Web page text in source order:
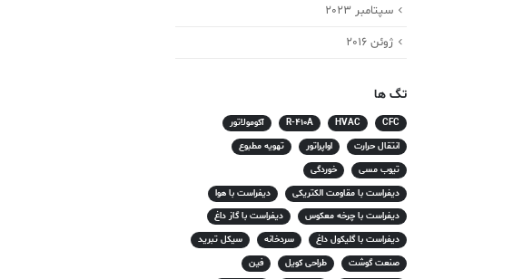
سپتامبر 2023
ژوئن 2016
تگ ها
CFC
HVAC
R-410A
آکومولاتور
انتقال حرارت
اواپراتور
تهویه مطبوع
تیوب مسی
خوردگی
دیفراست با مقاومت الکتریکی
دیفراست با هوا
دیفراست با چرخه معکوس
دیفراست با گاز داغ
دیفراست با گلیکول داغ
سردخانه
سیکل تبرید
صنعت گوشت
طراحی کویل
فین